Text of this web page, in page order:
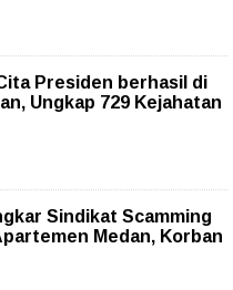
Presiden berhasil di
Ungkap 729 Kejahatan
Sindikat Scamming
Medan, Korban